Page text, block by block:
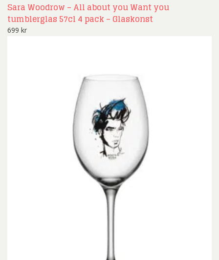
Sara Woodrow – All about you Want you
tumblerglas 57cl 4 pack – Glaskonst
699 kr